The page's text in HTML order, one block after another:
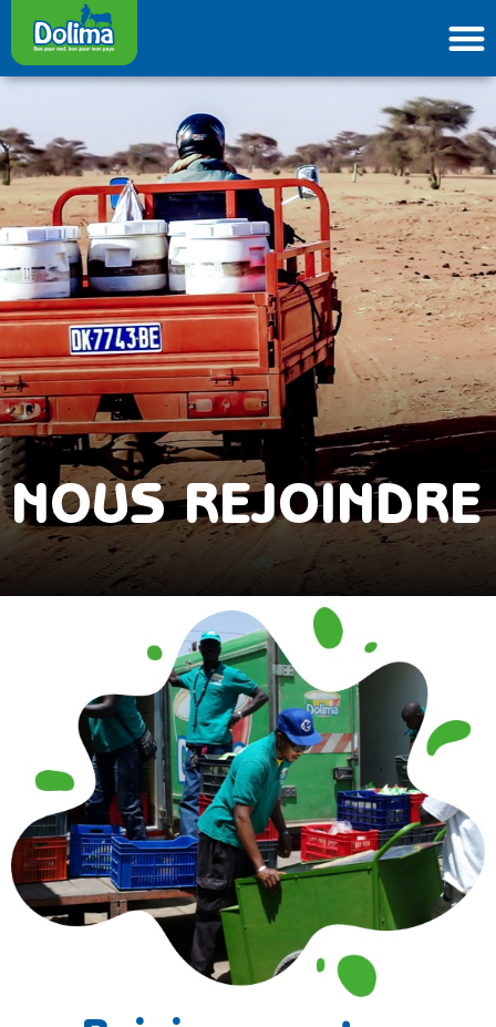
NOUS REJOINDRE